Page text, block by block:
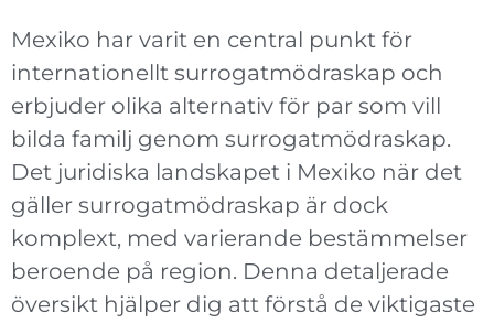
Mexiko har varit en central punkt för
internationellt surrogatmödraskap och
erbjuder olika alternativ för par som vill
bilda familj genom surrogatmödraskap.
Det juridiska landskapet i Mexiko när det
gäller surrogatmödraskap är dock
komplext, med varierande bestämmelser
beroende på region. Denna detaljerade
översikt hjälper dig att förstå de viktigaste